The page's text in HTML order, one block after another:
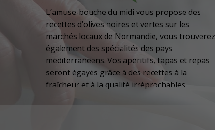
L’amuse-bouche du midi vous propose des
recettes d’olives noires et vertes sur les
marchés locaux de Normandie, vous trouverez
également des spécialités des pays
méditerranéens. Vos apéritifs, tapas et repas
seront égayés grâce à des recettes à la
fraîcheur et à la qualité irréprochables.